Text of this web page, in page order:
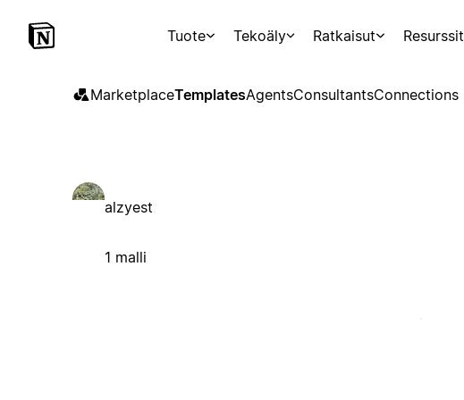
Tuote Tekoäly Ratkaisut Resurssit
MarketplaceTemplatesAgentsConsultantsConnections
alzyest
1 malli